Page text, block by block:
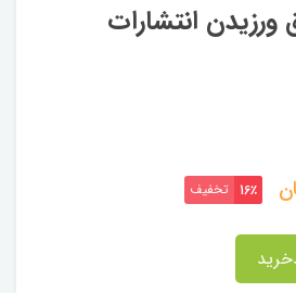
انتشارات
16٪ تخفیف